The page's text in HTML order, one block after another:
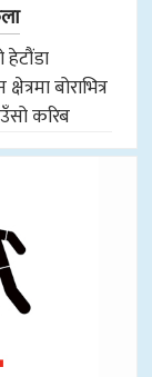
बोराभित्र
करिब